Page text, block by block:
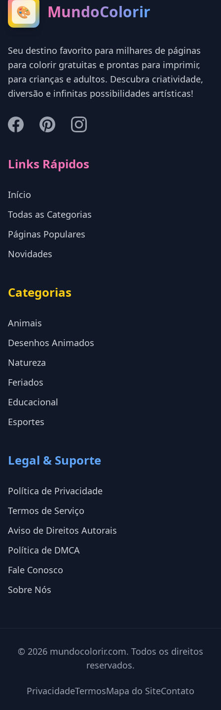
🎨 MundoColorir
Seu destino favorito para milhares de páginas
para colorir gratuitas e prontas para imprimir,
para crianças e adultos. Descubra criatividade,
diversão e infinitas possibilidades artísticas!
Links Rápidos
Início
Todas as Categorias
Páginas Populares
Novidades
Categorias
Animais
Desenhos Animados
Natureza
Feriados
Educacional
Esportes
Legal & Suporte
Política de Privacidade
Termos de Serviço
Aviso de Direitos Autorais
Política de DMCA
Fale Conosco
Sobre Nós
© 2026 mundocolorir.com. Todos os direitos
reservados.
PrivacidadeTermosMapa do SiteContato